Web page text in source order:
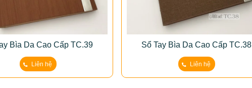
Bìa Da Cao Cấp TC.39
Liên hệ
Sổ Tay Bìa Da Cao Cấp TC.38
Liên hệ